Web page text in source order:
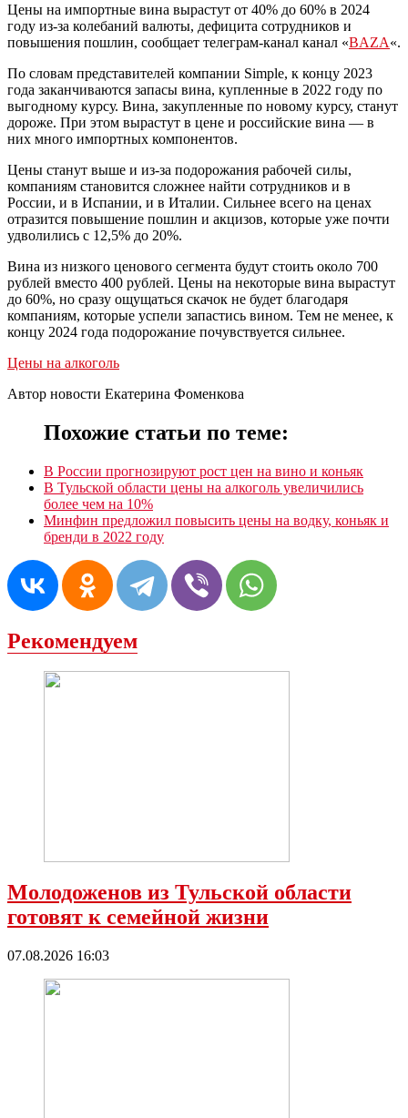
Цены на импортные вина вырастут от 40% до 60% в 2024
году из-за колебаний валюты, дефицита сотрудников и
повышения пошлин, сообщает телеграм-канал канал «BAZA«.
По словам представителей компании Simple, к концу 2023
года заканчиваются запасы вина, купленные в 2022 году по
выгодному курсу. Вина, закупленные по новому курсу, станут
дороже. При этом вырастут в цене и российские вина — в
них много импортных компонентов.
Цены станут выше и из-за подорожания рабочей силы,
компаниям становится сложнее найти сотрудников и в
России, и в Испании, и в Италии. Сильнее всего на ценах
отразится повышение пошлин и акцизов, которые уже почти
удволились с 12,5% до 20%.
Вина из низкого ценового сегмента будут стоить около 700
рублей вместо 400 рублей. Цены на некоторые вина вырастут
до 60%, но сразу ощущаться скачок не будет благодаря
компаниям, которые успели запастись вином. Тем не менее, к
концу 2024 года подорожание почувствуется сильнее.
Цены на алкоголь
Автор новости Екатерина Фоменкова
Похожие статьи по теме:
В России прогнозируют рост цен на вино и коньяк
В Тульской области цены на алкоголь увеличились
более чем на 10%
Минфин предложил повысить цены на водку, коньяк и
бренди в 2022 году
Рекомендуем
Молодоженов из Тульской области
готовят к семейной жизни
07.08.2026 16:03